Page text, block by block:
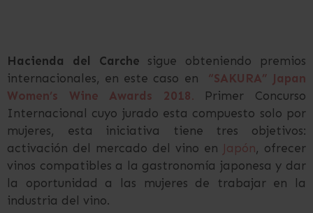
Hacienda del Carche sigue obteniendo premios
internacionales, en este caso en “SAKURA” Japan
Women’s Wine Awards 2018. Primer Concurso
Internacional cuyo jurado esta compuesto solo por
mujeres, esta iniciativa tiene tres objetivos:
activación del mercado del vino en Japón, ofrecer
vinos compatibles a la gastronomía japonesa y dar
la oportunidad a las mujeres de trabajar en la
industria del vino.